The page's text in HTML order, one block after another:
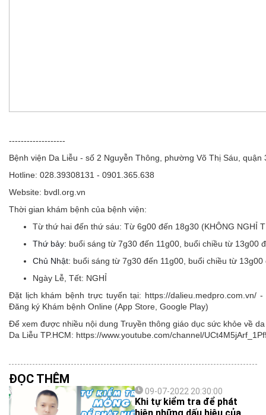
-------------------
Bệnh viện Da Liễu - số 2 Nguyễn Thông, phường Võ Thị Sáu, quận
Hotline: 028.39308131 - 0901.365.638
Website: bvdl.org.vn
Thời gian khám bệnh của bệnh viện:
Từ thứ hai đến thứ sáu: Từ 6g00 đến 18g30 (KHÔNG NGHỈ
Thứ bảy: buổi sáng từ 7g30 đến 11g00, buổi chiều từ 13g00
Chủ Nhật: buổi sáng từ 7g30 đến 11g00, buổi chiều từ 13g00
Ngày Lễ, Tết: NGHỈ
Đặt lịch khám bệnh trực tuyến tại: https://dalieu.medpro.com.vn/
Đăng ký Khám bệnh Online (App Store, Google Play)
Để xem được nhiều nội dung Truyền thông giáo dục sức khỏe về
Da Liễu TP.HCM: https://www.youtube.com/channel/
ĐỌC THÊM
09-07-2022 20:30:00
Khi tự kiểm tra để phát